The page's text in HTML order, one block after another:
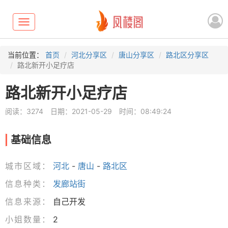
Toggle
navigation
当前位置： 首页 河北分享区 唐山分享区
路北区分享区
路北新开小足疗店
路北新开小足疗店
阅读：3274 日期：2021-05-29 时间：08:49:24
基础信息
城市区域： 河北 - 唐山 - 路北区
信息种类：
发廊站街
信息来源：
自己开发
小姐数量：
2